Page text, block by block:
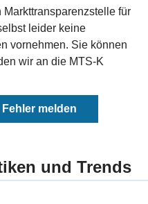
Markttransparenzstelle für
leider keine
vornehmen. Sie können
wir an die MTS-K
melden
und Trends